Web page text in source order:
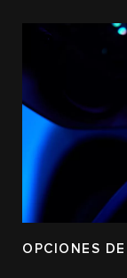
OPCIONES